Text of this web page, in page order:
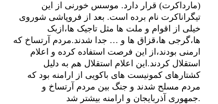
(مارداکرت) قرار دارد. موسس خورنی از این
تیگراناکرت نام برده است. بعد از فروپاشی شوروی
خیلی از اقوام و ملت ها مثل تاجیک ها،ازبک
ها،گرجی ها،قزاق ها و … جدا شدند.مردم آرتساخ که
ارمنی بودند،از این فرصت استفاده کرده و اعلام
استقلال کردند.این اعلام استقلال هم به دلیل
کشتارهای کمونیست های باکویی از ارامنه بود که
مردم مسلح شدند و جنگ بین مردم آرتساخ و
جمهوری آذربایجان و ارامنه بیشتر شد.